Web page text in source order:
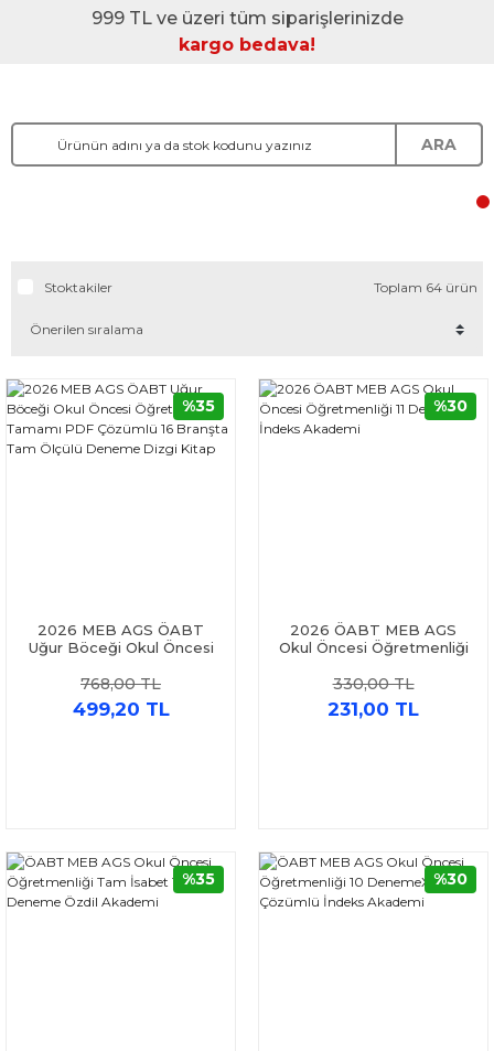
999 TL ve üzeri tüm siparişlerinizde
kargo bedava!
ARA
Stoktakiler Toplam 64 ürün
2026 MEB AGS ÖABT
Uğur Böceği Okul Öncesi
Çözümlü 16 Branşta Tam
Ölçülü Deneme Dizgi Kitap
768,00 TL
499,20 TL
%35
2026 ÖABT MEB AGS
Okul Öncesi Öğretmenliği
Akademi
330,00 TL
231,00 TL
%30
%35 %30